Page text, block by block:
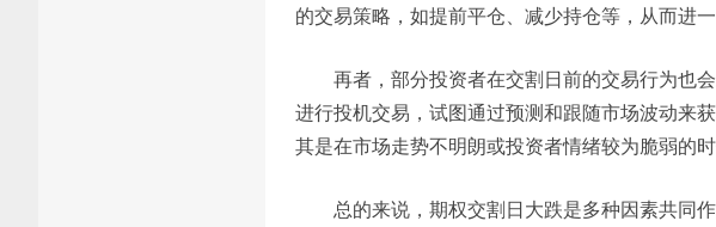
的交易策略，如提前平仓、减少持仓等，从而进
再者，部分投资者在交割日前的交易行为也
进行投机交易，试图通过预测和跟随市场波动来
其是在市场走势不明朗或投资者情绪较为脆弱的时
总的来说，期权交割日大跌是多种因素共同